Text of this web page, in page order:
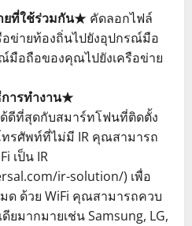
ยที่ใช้ร่วมกัน★ คัดลอกไฟล์
อข่ายท้องถิ่นไปยังอุปกรณ์มือ
อถือของคุณไปยังเครือข่าย
การทำงาน★
ด้ดีที่สุดกับสมาร์ทโฟนที่ติดตั้ง
ทรศัพท์ที่ไม่มี IR คุณสามารถ
เป็น IR
ir-solution/) เพื่อ
ด้วย WiFi คุณสามารถควบ
มากมายเช่น Samsung, LG,